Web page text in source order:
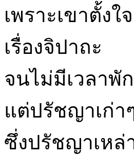
เพราะเขาตั้ง
เรื่องจิปาถะ
จนไม่มีเวลาพั
แต่ปรัชญาเก่า
ซึ่งปรัชญาเหล่